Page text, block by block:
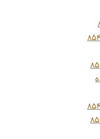
سطلی پاور الایت 8541
پاورالایت 8541